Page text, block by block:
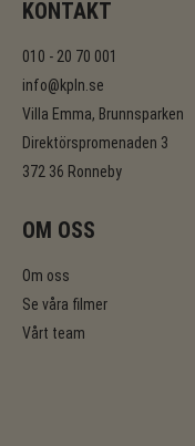
KONTAKT
010 - 20 70 001
info@kpln.se
Villa Emma, Brunnsparken
Direktörspromenaden 3
372 36 Ronneby
OM OSS
Om oss
Se våra filmer
Vårt team